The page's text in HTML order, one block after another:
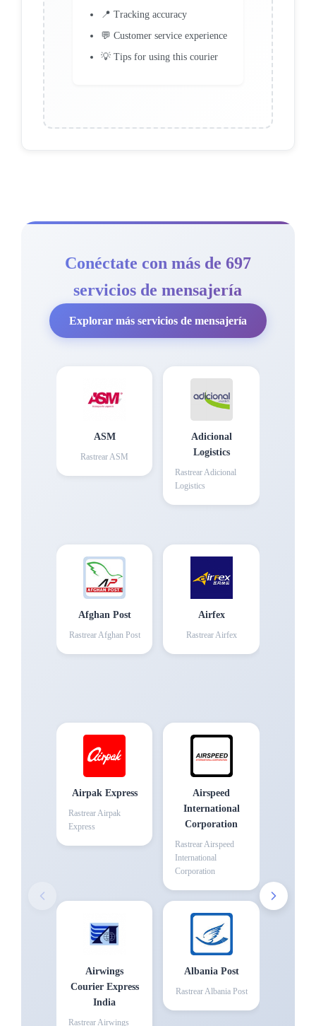
📍 Tracking accuracy
💬 Customer service experience
💡 Tips for using this courier
Conéctate con más de 697
servicios de mensajería
Explorar más servicios de mensajería
ASM
RastrearASM
Adicional
Logistics
RastrearAdicional
Logistics
Afghan Post
RastrearAfghan Post
Airfex
RastrearAirfex
Airpak Express
RastrearAirpak
Express
Airspeed
International
Corporation
RastrearAirspeed
International
Corporation
Airwings
Courier Express
India
RastrearAirwings
Albania Post
RastrearAlbania Post